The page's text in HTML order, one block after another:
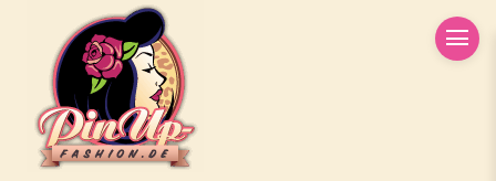
springen